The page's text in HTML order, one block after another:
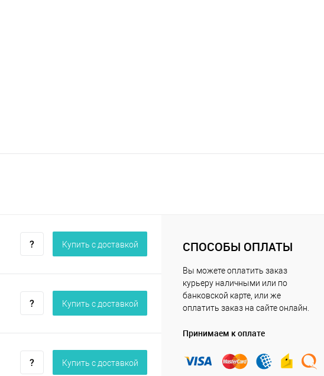
Купить c доставкой
Купить c доставкой
Купить c доставкой
СПОСОБЫ ОПЛАТЫ
Вы можете оплатить заказ
курьеру наличными или по
банковской карте, или же
оплатить заказ на сайте онлайн.
Принимаем к оплате